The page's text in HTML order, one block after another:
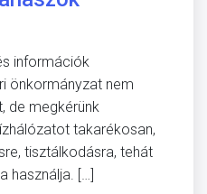
információk
önkormányzat nem
de megkérünk
takarékosan,
tisztálkodásra, tehát
használja. […]